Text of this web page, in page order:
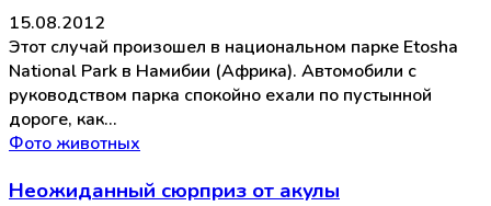
15.08.2012
Этот случай произошел в национальном парке Etosha
National Park в Намибии (Африка). Автомобили с
руководством парка спокойно ехали по пустынной
дороге, как…
Фото животных
Неожиданный сюрприз от акулы